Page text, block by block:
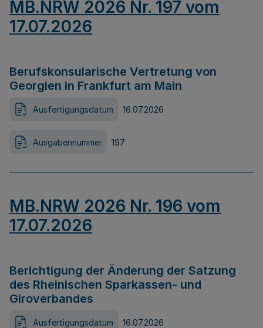
MB.NRW 2026 Nr. 197 vom
17.07.2026
Berufskonsularische Vertretung von
Georgien in Frankfurt am Main
Ausfertigungsdatum 16.07.2026
Ausgabennummer 197
MB.NRW 2026 Nr. 196 vom
17.07.2026
Berichtigung der Änderung der Satzung
des Rheinischen Sparkassen- und
Giroverbandes
Ausfertigungsdatum 16.07.2026